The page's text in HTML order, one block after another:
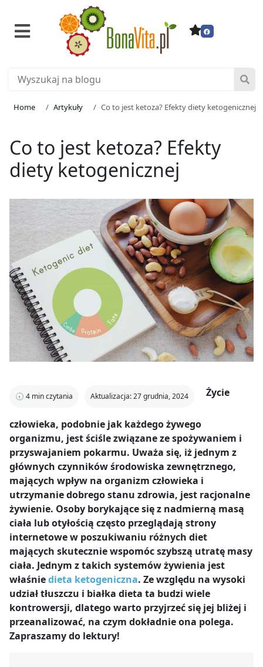
Home Artykuły Co to jest ketoza? Efekty diety ketogenicznej
Co to jest ketoza? Efekty
diety ketogenicznej
🕣 4 min czytania Aktualizacja: 27 grudnia, 2024 Życie
człowieka, podobnie jak każdego żywego
organizmu, jest ściśle związane ze spożywaniem i
przyswajaniem pokarmu. Uważa się, iż jednym z
głównych czynników środowiska zewnętrznego,
mających wpływ na organizm człowieka i
utrzymanie dobrego stanu zdrowia, jest racjonalne
żywienie. Osoby borykające się z nadmierną masą
ciała lub otyłością często przeglądają strony
internetowe w poszukiwaniu różnych diet
mających skutecznie wspomóc szybszą utratę masy
ciała. Jednym z takich systemów żywienia jest
właśniedieta ketogeniczna. Ze względu na wysoki
udział tłuszczu i białka dieta ta budzi wiele
kontrowersji, dlatego warto przyjrzeć się jej bliżej i
przeanalizować, na czym dokładnie ona polega.
Zapraszamy do lektury!